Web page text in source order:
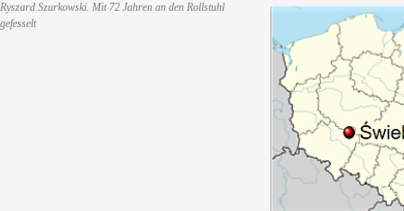
Ryszard Szurkowski. Mit 72 Jahren an den Rollstuhl
gefesselt